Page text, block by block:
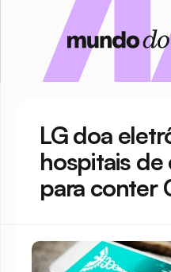
LG doa
hospitais de
para conter